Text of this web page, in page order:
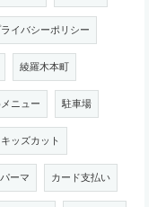
イバシーポリシー
綾羅木本町
ニュー 駐車場
キッズカット
ーマ カード支払い